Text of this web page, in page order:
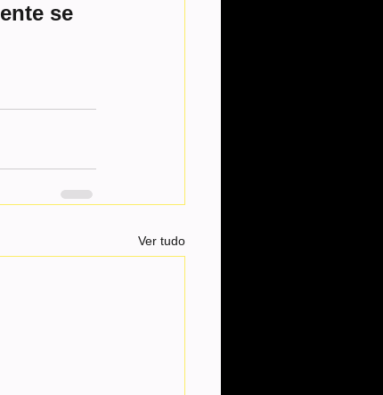
se
Ver tudo